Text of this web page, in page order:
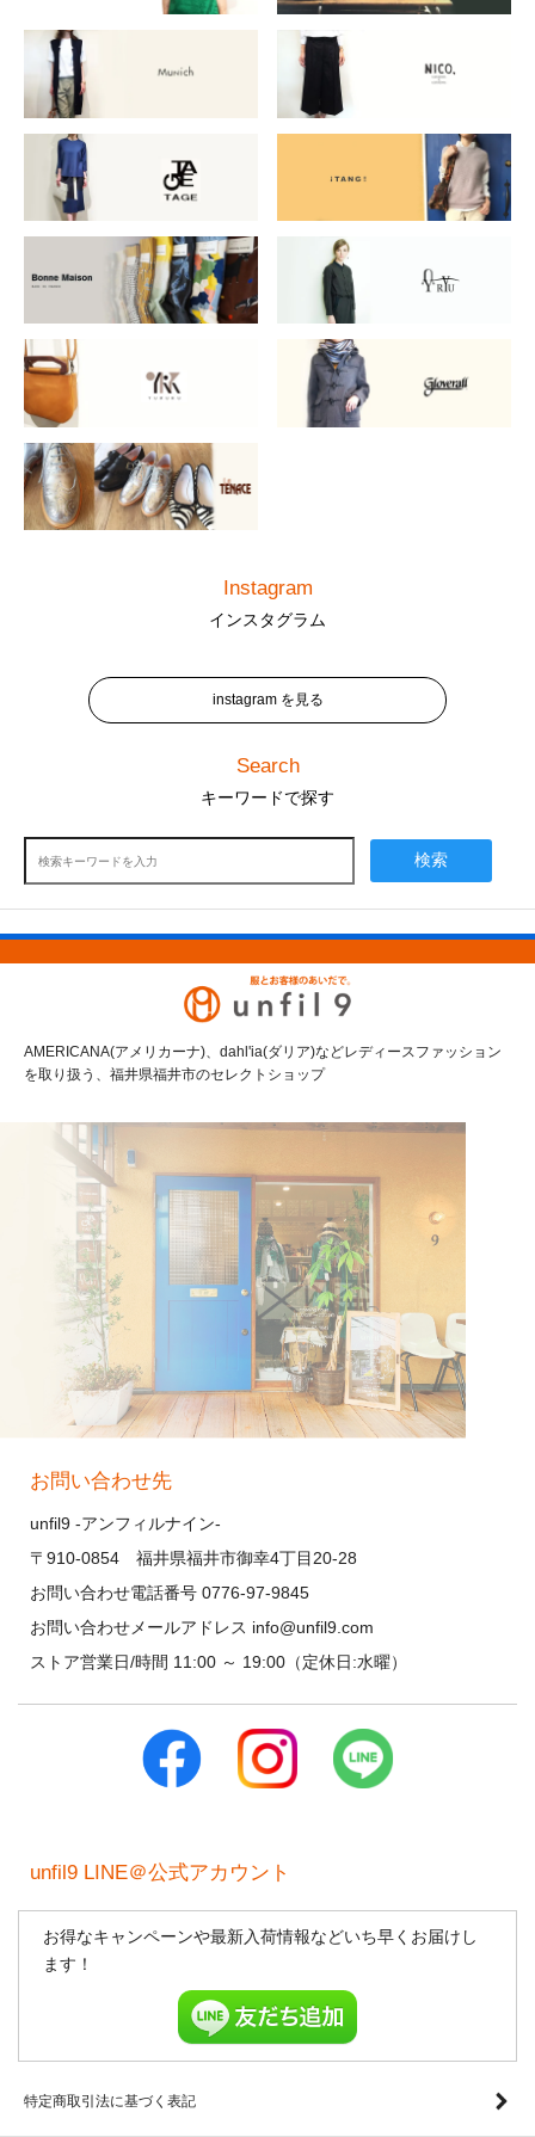
Instagram
インスタグラム
instagram を見る
Search
キーワードで探す
検索
AMERICANA(アメリカーナ)、dahl'ia(ダリア)などレディースファッション
を取り扱う、福井県福井市のセレクトショップ
お問い合わせ先
unfil9 -アンフィルナイン-
〒910-0854 福井県福井市御幸4丁目20-28
お問い合わせ電話番号 0776-97-9845
お問い合わせメールアドレス info@unfil9.com
ストア営業日/時間 11:00 ～ 19:00（定休日:水曜）
unfil9 LINE＠公式アカウント
お得なキャンペーンや最新入荷情報などいち早くお届けし
ます！
特定商取引法に基づく表記